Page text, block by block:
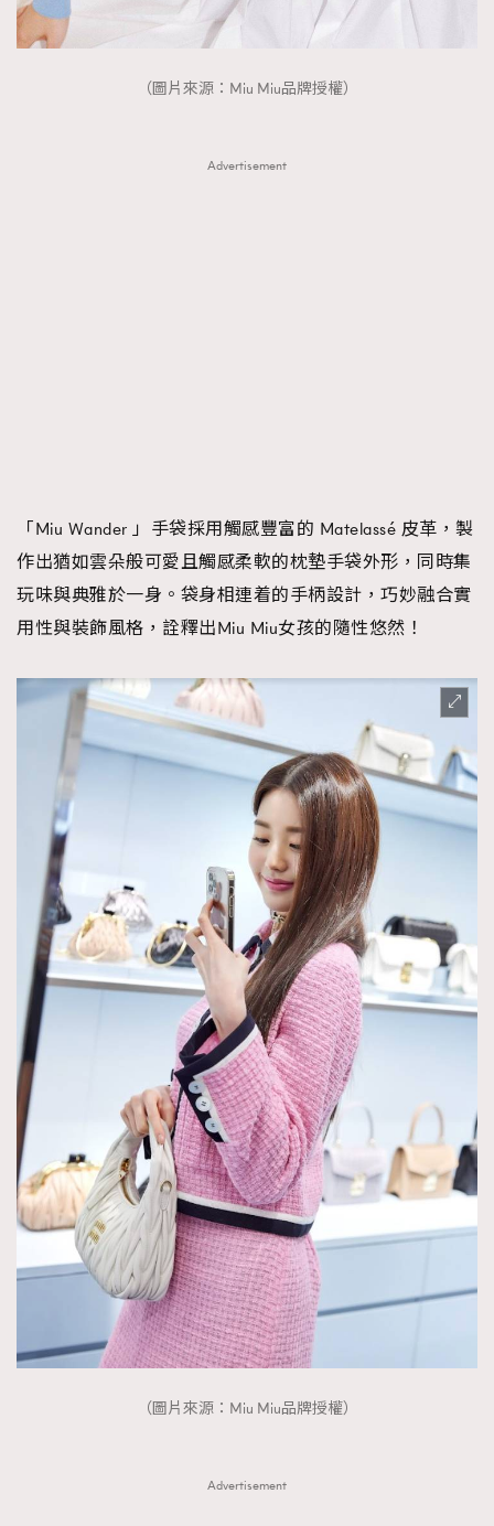
（圖片來源：Miu Miu品牌授權）
Advertisement
「Miu Wander 」手袋採用觸感豐富的 Matelassé 皮革，製
作出猶如雲朵般可愛且觸感柔軟的枕墊手袋外形，同時集
玩味與典雅於一身。袋身相連着的手柄設計，巧妙融合實
用性與裝飾風格，詮釋出Miu Miu女孩的隨性悠然！
（圖片來源：Miu Miu品牌授權）
Advertisement